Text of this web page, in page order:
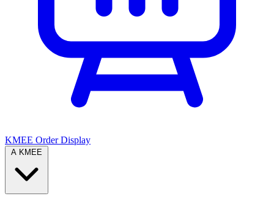
KMEE Order Display